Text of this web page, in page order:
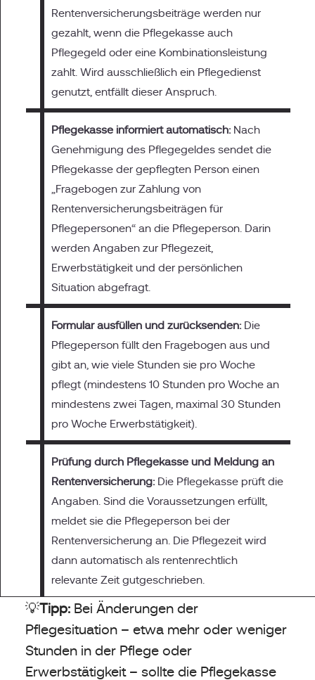
Rentenversicherungsbeiträge werden nur
gezahlt, wenn die Pflegekasse auch
Pflegegeld oder eine Kombinationsleistung
zahlt. Wird ausschließlich ein Pflegedienst
genutzt, entfällt dieser Anspruch.
Pflegekasse informiert automatisch: Nach
Genehmigung des Pflegegeldes sendet die
Pflegekasse der gepflegten Person einen
„Fragebogen zur Zahlung von
Rentenversicherungsbeiträgen für
Pflegepersonen“ an die Pflegeperson. Darin
werden Angaben zur Pflegezeit,
Erwerbstätigkeit und der persönlichen
Situation abgefragt.
Formular ausfüllen und zurücksenden: Die
Pflegeperson füllt den Fragebogen aus und
gibt an, wie viele Stunden sie pro Woche
pflegt (mindestens 10 Stunden pro Woche an
mindestens zwei Tagen, maximal 30 Stunden
pro Woche Erwerbstätigkeit).
Prüfung durch Pflegekasse und Meldung an
Rentenversicherung: Die Pflegekasse prüft die
Angaben. Sind die Voraussetzungen erfüllt,
meldet sie die Pflegeperson bei der
Rentenversicherung an. Die Pflegezeit wird
dann automatisch als rentenrechtlich
relevante Zeit gutgeschrieben.
💡Tipp: Bei Änderungen der
Pflegesituation – etwa mehr oder weniger
Stunden in der Pflege oder
Erwerbstätigkeit – sollte die Pflegekasse